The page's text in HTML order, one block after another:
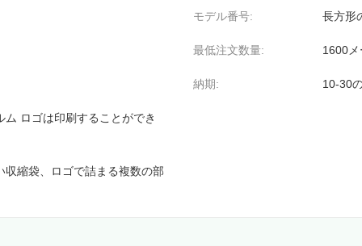
モデル番号: 長方形
最低注文数量: 1600
納期: 10-30
ロゴは印刷することができ
縮袋、ロゴで詰まる複数の部